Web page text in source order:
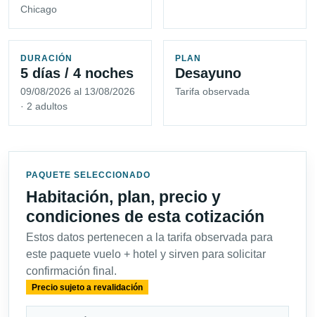
Chicago
DURACIÓN
5 días / 4 noches
09/08/2026 al 13/08/2026
· 2 adultos
PLAN
Desayuno
Tarifa observada
PAQUETE SELECCIONADO
Habitación, plan, precio y
condiciones de esta cotización
Estos datos pertenecen a la tarifa observada para
este paquete vuelo + hotel y sirven para solicitar
confirmación final.
Precio sujeto a revalidación